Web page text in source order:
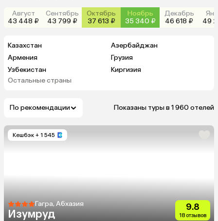
Август
43 448 ₽
Сентябрь
43 799 ₽
Октябрь
37 613 ₽
Ноябрь
35 340 ₽
Декабрь
46 618 ₽
49
Казахстан
Азербайджан
Армения
Грузия
Узбекистан
Киргизия
Абхазия
Остальные страны
По рекомендации Показаны туры в 1 960 отелей
Кешбэк + 1 545
Гагра, Абхазия
Изумруд
9.8
18 отзывов